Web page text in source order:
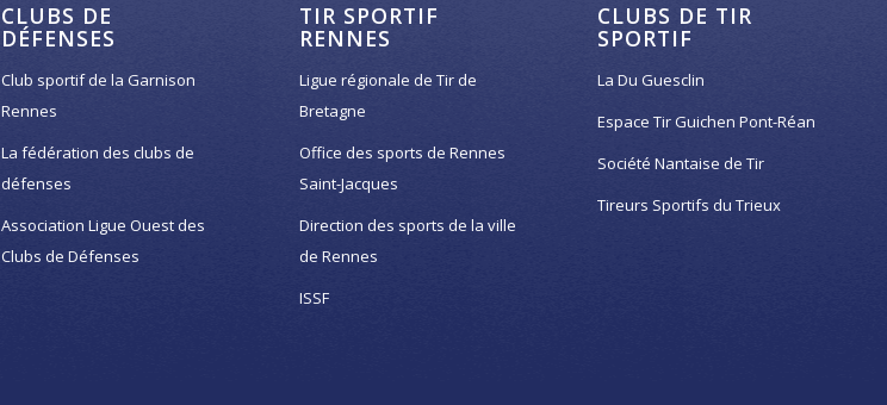
CLUBS DE
DÉFENSES
Club sportif de la Garnison
Rennes
La fédération des clubs de
défenses
Association Ligue Ouest des
Clubs de Défenses
TIR SPORTIF
RENNES
Ligue régionale de Tir de
Bretagne
Office des sports de Rennes
Saint-Jacques
Direction des sports de la ville
de Rennes
ISSF
CLUBS DE TIR
SPORTIF
La Du Guesclin
Espace Tir Guichen Pont-Réan
Société Nantaise de Tir
Tireurs Sportifs du Trieux